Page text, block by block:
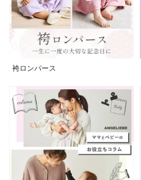
袴ロンパース